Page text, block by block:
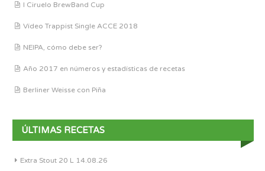
I Ciruelo BrewBand Cup
Vídeo Trappist Single ACCE 2018
NEIPA, cómo debe ser?
Año 2017 en números y estadísticas de recetas
Berliner Weisse con Piña
ÚLTIMAS RECETAS
Extra Stout 20 L 14.08.26